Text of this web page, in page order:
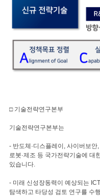
□ 기술전략연구본부
기술전략연구본부는
- 반도체·디스플레이, 사이버보
로봇·제조 등 국가전략기술에 대
있습니다.
- 미래 신성장동력이 예상되는
탐색하고 타당성 검토 연구를 수